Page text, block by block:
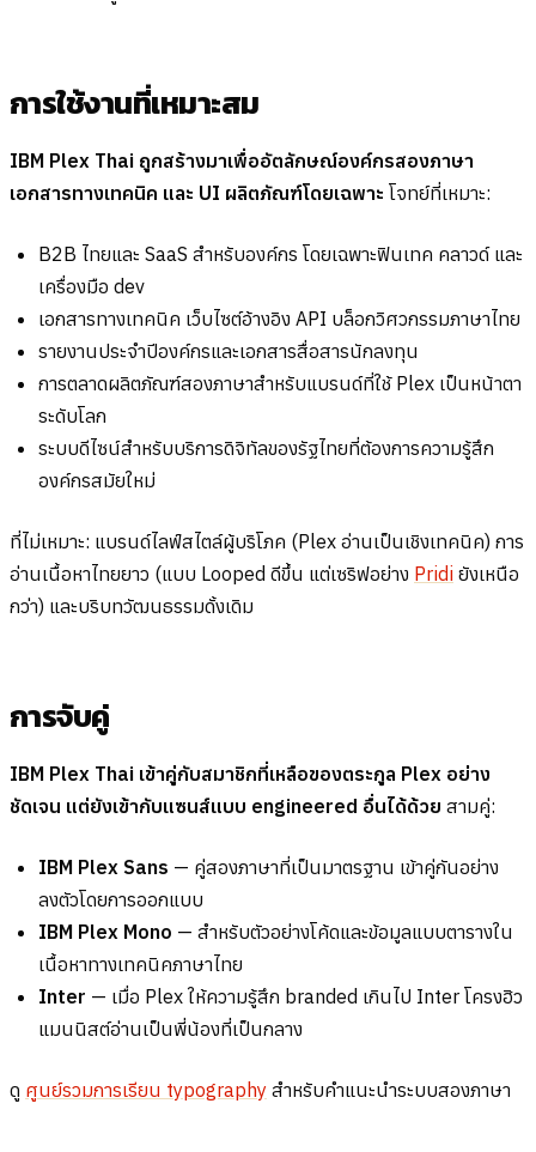
การใช้งานที่เหมาะสม
IBM Plex Thai ถูกสร้างมาเพื่ออัตลักษณ์องค์กรสองภาษา
เอกสารทางเทคนิค และ UI ผลิตภัณฑ์โดยเฉพาะ โจทย์ที่เหมาะ:
B2B ไทยและ SaaS สำหรับองค์กร โดยเฉพาะฟินเทค คลาวด์ และ
เครื่องมือ dev
เอกสารทางเทคนิค เว็บไซต์อ้างอิง API บล็อกวิศวกรรมภาษาไทย
รายงานประจำปีองค์กรและเอกสารสื่อสารนักลงทุน
การตลาดผลิตภัณฑ์สองภาษาสำหรับแบรนด์ที่ใช้ Plex เป็นหน้าตา
ระดับโลก
ระบบดีไซน์สำหรับบริการดิจิทัลของรัฐไทยที่ต้องการความรู้สึก
องค์กรสมัยใหม่
ที่ไม่เหมาะ: แบรนด์ไลฟ์สไตล์ผู้บริโภค (Plex อ่านเป็นเชิงเทคนิค) การ
อ่านเนื้อหาไทยยาว (แบบ Looped ดีขึ้น แต่เซริฟอย่าง Pridi ยังเหนือ
กว่า) และบริบทวัฒนธรรมดั้งเดิม
การจับคู่
IBM Plex Thai เข้าคู่กับสมาชิกที่เหลือของตระกูล Plex อย่าง
ชัดเจน แต่ยังเข้ากับแซนส์แบบ engineered อื่นได้ด้วย สามคู่:
IBM Plex Sans — คู่สองภาษาที่เป็นมาตรฐาน เข้าคู่กันอย่าง
ลงตัวโดยการออกแบบ
IBM Plex Mono — สำหรับตัวอย่างโค้ดและข้อมูลแบบตารางใน
เนื้อหาทางเทคนิคภาษาไทย
Inter — เมื่อ Plex ให้ความรู้สึก branded เกินไป Inter โครงฮิว
แมนนิสต์อ่านเป็นพี่น้องที่เป็นกลาง
ดู ศูนย์รวมการเรียน typography สำหรับคำแนะนำระบบสองภาษา